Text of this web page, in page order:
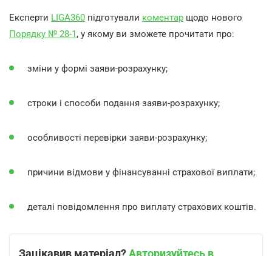
Експерти LIGA360 підготували коментар щодо нового
Порядку № 28-1, у якому ви зможете прочитати про:
зміни у формі заяви-розрахунку;
строки і способи подання заяви-розрахунку;
особливості перевірки заяви-розрахунку;
причини відмови у фінансуванні страхової виплати;
деталі повідомлення про виплату страхових коштів.
Зацікавив матеріал? Авторизуйтесь в